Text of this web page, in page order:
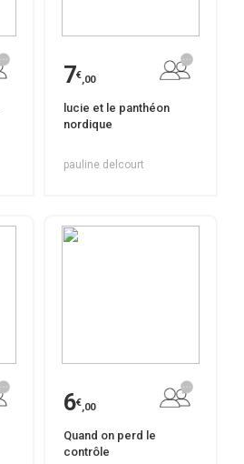
7€,00
lucie et le panthéon
nordique
pauline delcourt
6€,00
Quand on perd le
contrôle